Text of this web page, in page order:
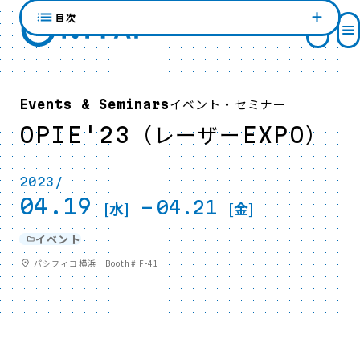
Events & Seminarsイベント・セミナー
OPIE'23（レーザーEXPO）
2023/
04.19 [水] - 04.21 [金]
イベント
パシフィコ横浜 Booth# F-41
目次